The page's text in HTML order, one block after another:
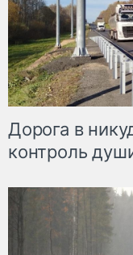
Дорога в
контроль